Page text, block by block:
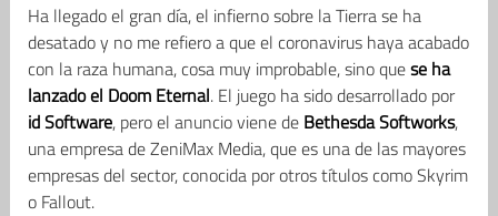
Ha llegado el gran día, el infierno sobre la Tierra se ha
desatado y no me refiero a que el coronavirus haya acabado
con la raza humana, cosa muy improbable, sino quese ha
lanzado el Doom Eternal. El juego ha sido desarrollado por
id Software, pero el anuncio viene de Bethesda Softworks,
una empresa de ZeniMax Media, que es una de las mayores
empresas del sector, conocida por otros títulos como Skyrim
o Fallout.